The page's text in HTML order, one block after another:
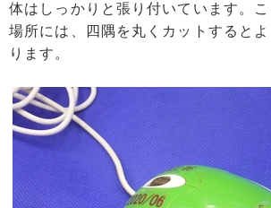
体はしっかりと張り付いています。
場所には、四隅を丸くカットすると
ります。